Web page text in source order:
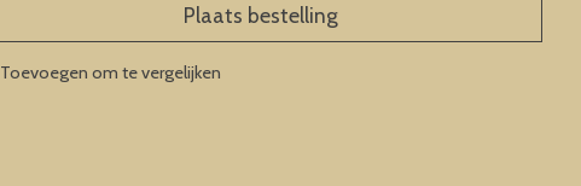
Plaats bestelling
Toevoegen om te vergelijken